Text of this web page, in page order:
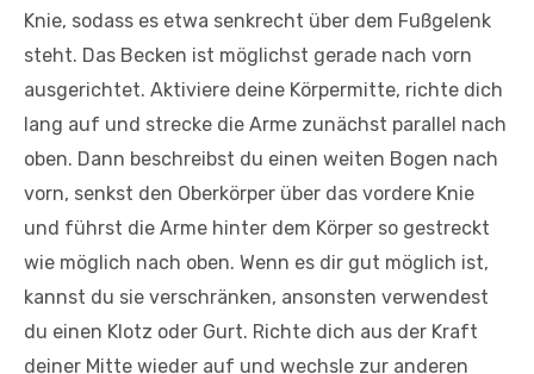
Knie, sodass es etwa senkrecht über dem Fuß­gelenk
steht. Das Becken ist möglichst gerade nach vorn
ausgerichtet. Aktiviere deine Körpermitte, richte dich
lang auf und strecke die Arme zunächst parallel nach
oben. Dann be­schreibst du einen weiten Bogen nach
vorn, senkst den Oberkörper über das vordere Knie
und führst die Arme hinter dem Körper so gestreckt
wie möglich nach oben. Wenn es dir gut möglich ist,
kannst du sie verschränken, ansonsten verwendest
du einen Klotz oder Gurt. Richte dich aus der Kraft
deiner Mitte wieder auf und wechsle zur anderen